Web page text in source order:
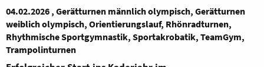
04.02.2026 , Gerätturnen männlich olympisch, Gerätturnen
weiblich olympisch, Orientierungslauf, Rhönradturnen,
Rhythmische Sportgymnastik, Sportakrobatik, TeamGym,
Trampolinturnen